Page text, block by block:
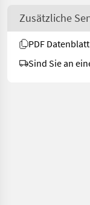
Zusätzliche
PDF Datenblatt
Sind Sie an